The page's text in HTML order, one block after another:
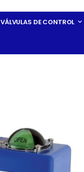
VÁLVULAS DE CONTROL